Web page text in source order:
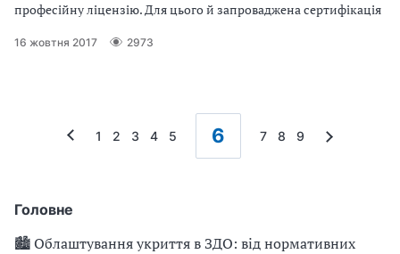
Головне
🏙 Облаштування укриття в ЗДО: від нормативних
професійну ліцензію. Для цього й запроваджена сертифікація
16 жовтня 2017 2973
1 2 3 4 5 6 7 8 9